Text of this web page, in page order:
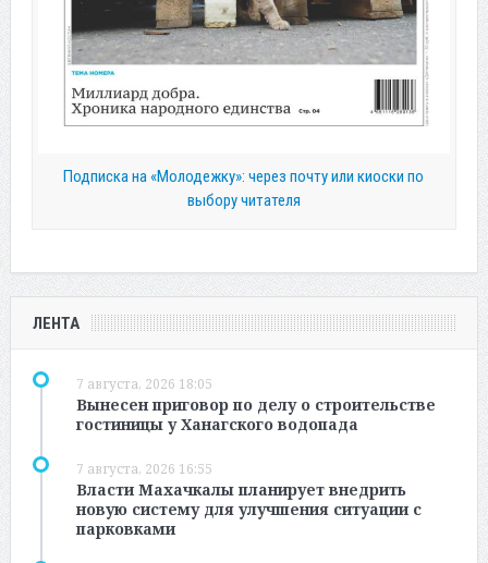
Подписка на «Молодежку»: через почту или киоски по
выбору читателя
ЛЕНТА
7 августа, 2026 18:05
Вынесен приговор по делу о строительстве
гостиницы у Ханагского водопада
7 августа, 2026 16:55
Власти Махачкалы планирует внедрить
новую систему для улучшения ситуации с
парковками